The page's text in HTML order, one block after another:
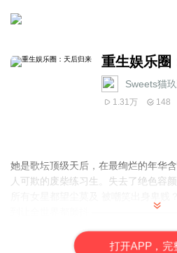
重生娱乐圈
Sweets猫
1.31万 148
她是歌坛顶级天后，在最绚烂的年华
人可欺的废柴练习生。失去了绝色容
到让全世界都颤抖
打开APP，完